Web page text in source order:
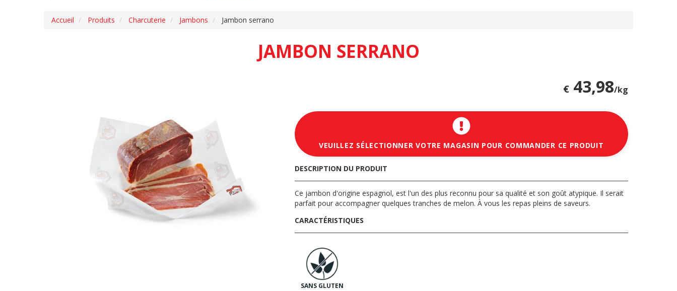
Accueil Produits Charcuterie Jambons Jambon serrano
JAMBON SERRANO
€ 43,98/kg
VEUILLEZ SÉLECTIONNER VOTRE MAGASIN POUR COMMANDER CE PRODUIT
DESCRIPTION DU PRODUIT
Ce jambon d'origine espagnol, est l'un des plus reconnu pour sa qualité et son goût atypique. Il serait
parfait pour accompagner quelques tranches de melon. À vous les repas pleins de saveurs.
CARACTÉRISTIQUES
SANS GLUTEN